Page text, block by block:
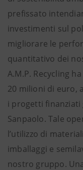
prefissato
investimenti sul
migliorare le
quantitativo dei
A.M.P. Recycling
20 milioni di euro,
i progetti finanziati
Sanpaolo. Tale
l’utilizzo di
imballaggi e
nostro gruppo.